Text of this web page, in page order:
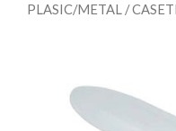
PLASIC/METAL /